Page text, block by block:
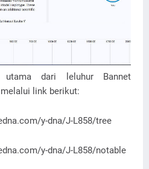
dari leluhur Bannet
link berikut:
y-dna/J-L858/tree
y-dna/J-L858/notable